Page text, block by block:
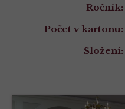
Ročník:
Počet v kartonu:
Složení: